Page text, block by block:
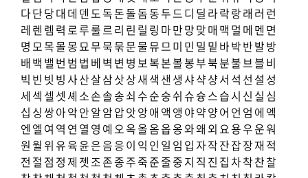
다단당대 데 덴 도독돈돌돔동두드디 딜 라락랑래 러 런
레 렌 렘 력 로루룰르리 린 릴 링 마만망맞매 맥 멀 메 멘 면
명 모목몰몽묘무묵묶문물뮤므미 민 밀 밑 바박반발방
배 백 밸 번 범 법 베 벽 변 병 보복본볼봉부북분불브블비
빅 빈 빗 빙사산살삼삿상새 색 샌 생샤샥샹서 석 선 설 성
세 섹 셀 셋셰 소손솔송쇠수순숭쉬슈슝스습시 신 실 심
십 싱 쌍아악안알암압앗앙애 액 앵 야약양어 언 엄 에 엑
엔 엘 여 역 연 열 영 예 오옥올옴옵옹와왜 외 요용우운워
원월 위유육윤은음응이 익 인 일 임 입자작잔잡장재 적
전 절 점 정 제 젯 조존종주죽준줄중지 직 진 집 차착찬찰